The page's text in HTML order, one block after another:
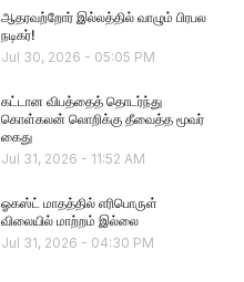
ஆதரவற்றோர் இல்லத்தில் வாழும் பிரபல
நடிகர்!
Jul 30, 2026 - 05:05 PM
கட்டான விபத்தைத் தொடர்ந்து
கொள்கலன் லொறிக்கு தீவைத்த மூவர்
கைது
Jul 31, 2026 - 11:52 AM
ஓகஸ்ட் மாதத்தில் எரிபொருள்
விலையில் மாற்றம் இல்லை
Jul 31, 2026 - 04:30 PM